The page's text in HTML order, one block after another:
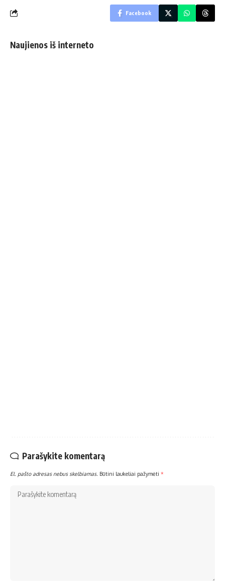
Facebook
Naujienos iš interneto
Parašykite komentarą
El. pašto adresas nebus skelbiamas. Būtini laukeliai pažymėti *